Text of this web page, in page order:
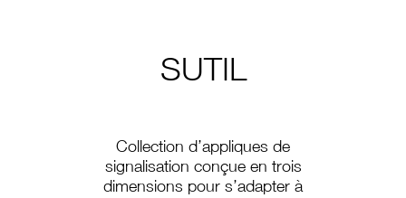
SUTIL
Collection d’appliques de
signalisation conçue en trois
dimensions pour s’adapter à